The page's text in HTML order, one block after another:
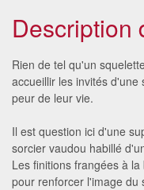
Description
Rien de tel qu'un
accueillir les invités
peur de leur vie.
Il est question ici d'une
sorcier vaudou habillé
Les finitions frangées à
pour renforcer l'image du